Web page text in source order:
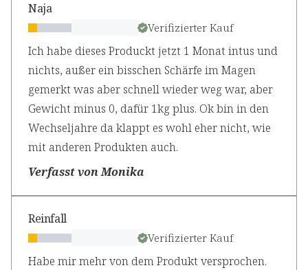
Naja
Verifizierter Kauf
Ich habe dieses Produckt jetzt 1 Monat intus und
nichts, außer ein bisschen Schärfe im Magen
gemerkt was aber schnell wieder weg war, aber
Gewicht minus 0, dafür 1kg plus. Ok bin in den
Wechseljahre da klappt es wohl eher nicht, wie
mit anderen Produkten auch.
Verfasst von Monika
Reinfall
Verifizierter Kauf
Habe mir mehr von dem Produkt versprochen.